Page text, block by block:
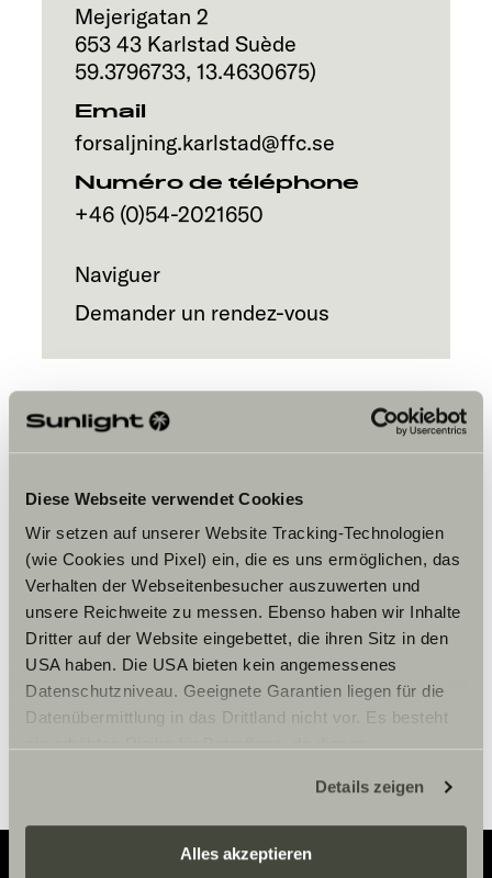
Diese Webseite verwendet Cookies
Wir setzen auf unserer Website Tracking-Technologien
(wie Cookies und Pixel) ein, die es uns ermöglichen, das
Verhalten der Webseitenbesucher auszuwerten und
unsere Reichweite zu messen. Ebenso haben wir Inhalte
Dritter auf der Website eingebettet, die ihren Sitz in den
USA haben. Die USA bieten kein angemessenes
Datenschutzniveau. Geeignete Garantien liegen für die
Datenübermittlung in das Drittland nicht vor. Es besteht
zustehen. Eingesetzte Dienstleister können Daten für
eigene Zwecke verarbeiten und mit anderen Daten
zusammenführen. Weitere Informationen finden Sie hier:
Details zeigen
Alles akzeptieren
Mejerigatan 2
653 43 Karlstad Suède
59.3796733, 13.4630675)
Email
forsaljning.karlstad@ffc.se
Numéro de téléphone
+46 (0)54-2021650
Naviguer
Demander un rendez-vous
afficher le contenu.
Paramètre des cookies